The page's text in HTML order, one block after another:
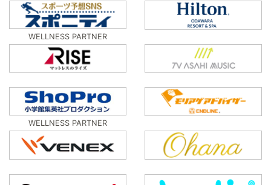
WELLNESS PARTNER
WELLNESS PARTNER